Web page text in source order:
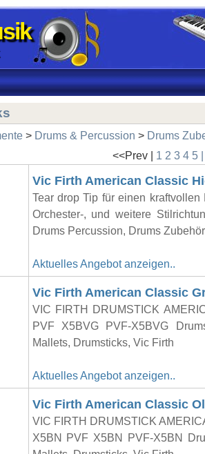
> Drums & Percussion > Drums
<<Prev | 1 2 3 4 5
Vic Firth American Classic
Tear drop Tip für einen
Orchester-, und weitere
Drums Percussion, Drums
Aktuelles Angebot anzeigen..
Vic Firth American Classic
VIC FIRTH DRUMSTICK
PVF X5BVG PVF-X5BVG
Mallets, Drumsticks, Vic Firth
Aktuelles Angebot anzeigen..
Vic Firth American Classic
VIC FIRTH DRUMSTICK
X5BN PVF X5BN PVF-X5BN